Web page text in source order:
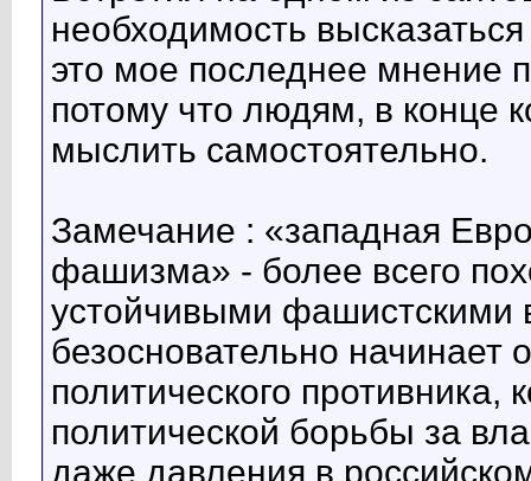
необходимость
это мое последнее мнение
потому что людям, в конце
мыслить самостоятельно.
Замечание : «западная
фашизма» - более всего
устойчивыми фашистскими
безосновательно начинает
политического противника,
политической борьбы за
даже давления в